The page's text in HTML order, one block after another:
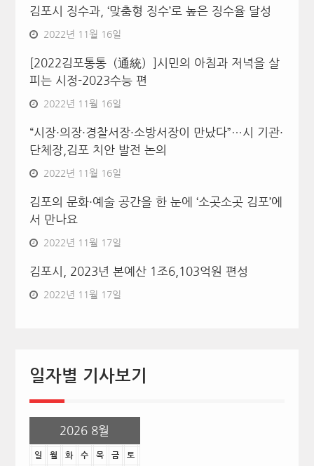
김포시 징수과, ‘맞춤형 징수’로 높은 징수율 달성
2022년 11월 16일
[2022김포통통（通統）]시민의 아침과 저녁을 살
피는 시정-2023수능 편
2022년 11월 16일
“시장·의장·경찰서장·소방서장이 만났다”…시 기관·
단체장,김포 치안 발전 논의
2022년 11월 16일
김포의 문화·예술 공간을 한 눈에 ‘소곳소곳 김포’에
서 만나요
2022년 11월 17일
김포시, 2023년 본예산 1조6,103억원 편성
2022년 11월 17일
일자별 기사보기
2026 8월
일 월 화 수 목 금 토